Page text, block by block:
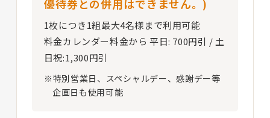
優待券との併用はできません。)
1枚につき1組最大4名様まで利用可能
料金カレンダー料金から 平日: 700円引 / 土
日祝:1,300円引
※特別営業日、スペシャルデー、感謝デー等
企画日も使用可能